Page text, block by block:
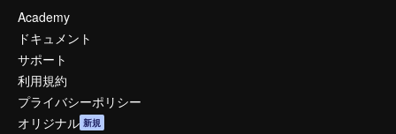
Academy
ドキュメント
サポート
利用規約
プライバシーポリシー
オリジナル 新規